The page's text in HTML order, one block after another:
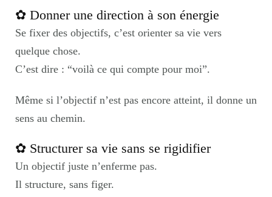
✿ Donner une direction à son énergie
Se fixer des objectifs, c’est orienter sa vie vers
quelque chose.
C’est dire : “voilà ce qui compte pour moi”.
Même si l’objectif n’est pas encore atteint, il donne un
sens au chemin.
✿ Structurer sa vie sans se rigidifier
Un objectif juste n’enferme pas.
Il structure, sans figer.